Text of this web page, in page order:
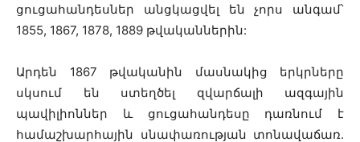
ցուցահանդեսներ անցկացվել են չորս անգամ՝
1855, 1867, 1878, 1889 թվականներին:
Արդեն 1867 թվականին մասնակից երկրները
սկսում են ստեղծել զվարճալի ազգային
պավիլիոններ և ցուցահանդեսը դառնում է
համաշխարհային սնափառության տոնավաճառ.